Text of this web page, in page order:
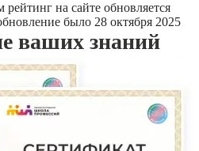
на сайте обновляется
было 28 октября 2025
ваших знаний